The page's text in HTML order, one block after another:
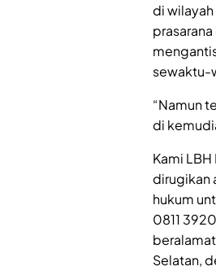
di
sewaktu-
“Namun
di
Kami
dirugikan
hukum
0811
Selatan,